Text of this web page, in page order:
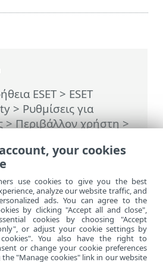
ESET> ESET
> Ρυθμίσεις για
>Περιβάλλον χρήστη>
επιφάνειας εργασίας
your cookies
use cookies to give you the best
analyze our website traffic, and
ads. You can agree to the
by clicking "Accept all and close",
cookies by choosing "Accept
or adjust your cookie settings by
cookies". You also have the right to
or change your cookie preferences
"Manage cookies" link in our website